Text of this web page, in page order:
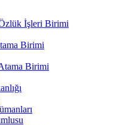
İşleri Birimi
Birimi
Birimi